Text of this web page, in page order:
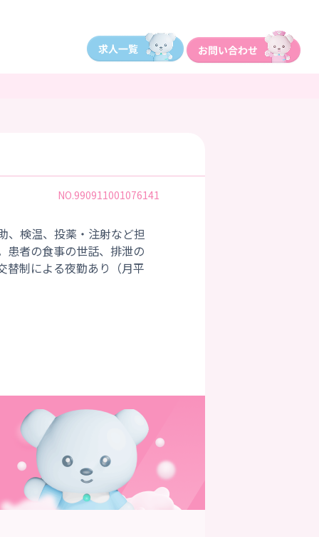
NO.990911001076141
、検温、投薬・注射など担
患者の食事の世話、排泄の
替制による夜勤あり（月平